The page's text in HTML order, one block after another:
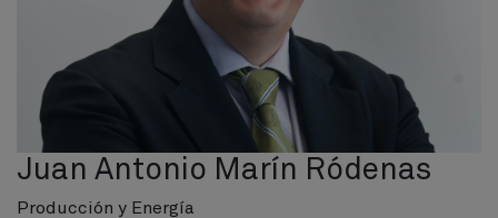
Juan Antonio Marín Ródenas
Producción y Energía